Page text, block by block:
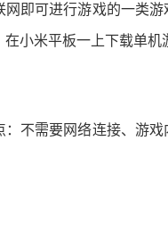
网即可进行游戏的一类
小米平板一上下载单机
：不需要网络连接、游